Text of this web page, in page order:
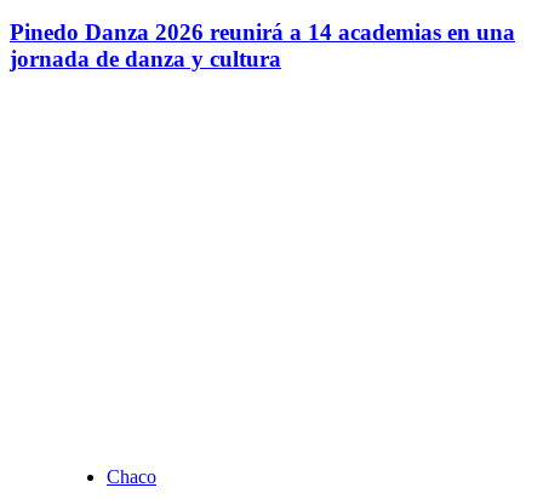
Pinedo Danza 2026 reunirá a 14 academias en una
jornada de danza y cultura
Chaco